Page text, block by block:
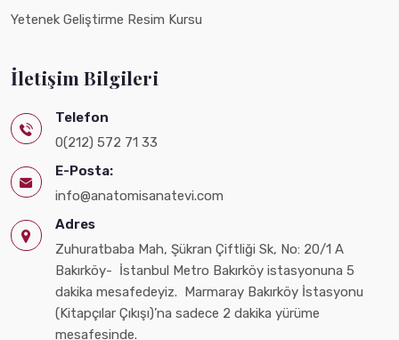
Yetenek Geliştirme Resim Kursu
İletişim Bilgileri
Telefon
0(212) 572 71 33
E-Posta:
info@anatomisanatevi.com
Adres
Zuhuratbaba Mah, Şükran Çiftliği Sk, No: 20/1 A
Bakırköy- İstanbul Metro Bakırköy istasyonuna 5
dakika mesafedeyiz. Marmaray Bakırköy İstasyonu
(Kitapçılar Çıkışı)’na sadece 2 dakika yürüme
mesafesinde.